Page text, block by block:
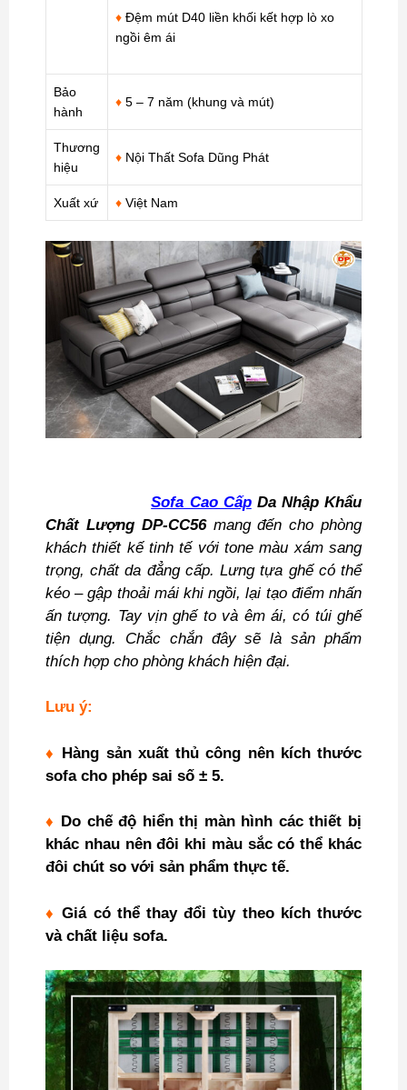
♦ Đệm mút D40 liền khối kết hợp lò xo
ngồi êm ái
Bảo
hành
♦ 5 – 7 năm (khung và mút)
Thương
hiệu
♦ Nội Thất Sofa Dũng Phát
Xuất xứ ♦ Việt Nam
Sofa Cao CấpDa Nhập Khẩu
Chất Lượng DP-CC56mang đến cho phòng
khách thiết kế tinh tế với tone màu xám sang
trọng, chất da đẳng cấp. Lưng tựa ghế có thể
kéo – gập thoải mái khi ngồi, lại tạo điểm nhấn
ấn tượng. Tay vịn ghế to và êm ái, có túi ghế
tiện dụng. Chắc chắn đây sẽ là sản phẩm
thích hợp cho phòng khách hiện đại.
Lưu ý:
♦ Hàng sản xuất thủ công nên kích thước
sofa cho phép sai số ± 5.
♦
Do chế độ hiển thị màn hình các thiết bị
khác nhau nên đôi khi màu sắc có thể khác
đôi chút so với sản phẩm thực tế.
♦ Giá có thể thay đổi tùy theo kích thước
và chất liệu sofa.